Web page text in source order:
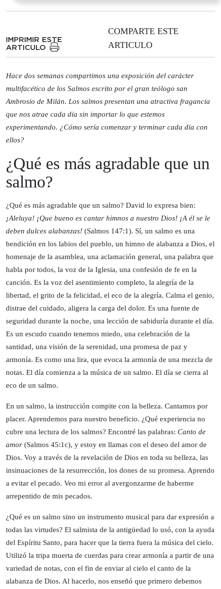
IMPRIMIR ESTE
ARTICULO
COMPARTE ESTE
ARTICULO
Hace dos semanas compartimos una exposición del carácter
multifacético de los Salmos escrito por el gran teólogo san
Ambrosio de Milán. Los salmos presentan una atractiva fragancia
que nos atrae cada día sin importar lo que estemos
experimentando. ¿Cómo sería comenzar y terminar cada día con
ellos?
¿Qué es más agradable que un
salmo?
¿Qué es más agradable que un salmo? David lo expresa bien:
¡Aleluya! ¡Que bueno es cantar himnos a nuestro Dios! ¡A él se le
deben dulces alabanzas! (Salmos 147:1). Sí, un salmo es una
bendición en los labios del pueblo, un himno de alabanza a Dios, el
homenaje de la asamblea, una aclamación general, una palabra que
habla por todos, la voz de la Iglesia, una confesión de fe en la
canción. Es la voz del asentimiento completo, la alegría de la
libertad, el grito de la felicidad, el eco de la alegría. Calma el genio,
distrae del cuidado, aligera la carga del dolor. Es una fuente de
seguridad durante la noche, una lección de sabiduría durante el día.
Es un escudo cuando tenemos miedo, una celebración de la
santidad, una visión de la serenidad, una promesa de paz y
armonía. Es como una lira, que evoca la armonía de una mezcla de
notas. El día comienza a la música de un salmo. El día se cierra al
eco de un salmo.
En un salmo, la instrucción compite con la belleza. Cantamos por
placer. Aprendemos para nuestro beneficio. ¿Qué experiencia no
cubre una lectura de los salmos? Encontré las palabras: Canto de
amor (Salmos 45:1c), y estoy en llamas con el deseo del amor de
Dios. Voy a través de la revelación de Dios en toda su belleza, las
insinuaciones de la resurrección, los dones de su promesa. Aprendo
a evitar el pecado. Veo mi error al avergonzarme de haberme
arrepentido de mis pecados.
¿Qué es un salmo sino un instrumento musical para dar expresión a
todas las virtudes? El salmista de la antigüedad lo usó, con la ayuda
del Espíritu Santo, para hacer que la tierra fuera la música del cielo.
Utilizó la tripa muerta de cuerdas para crear armonía a partir de una
variedad de notas, con el fin de enviar al cielo el canto de la
alabanza de Dios. Al hacerlo, nos enseñó que primero debemos